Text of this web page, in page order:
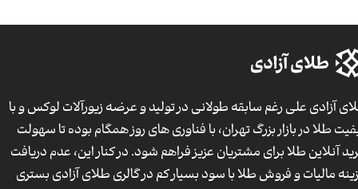
آزادی علی رغم سابقه طولانی در تولید و عرضه زیورآلات لوکس و با
طلا در بازار بزرگ تهران، با فناوری های روز همگام بوده تا سهولت
آنلاین طلا برای مشتریان عزیز فراهم شود. در کنار این، عدم دریافت
مالیات و فروش طلا با سود بسیار کم در گالری طلای آزادی بستری